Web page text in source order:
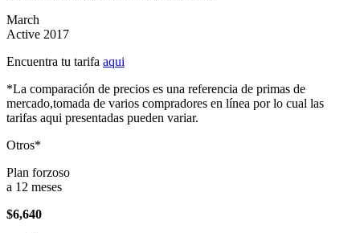
March
Active 2017
Encuentra tu tarifa aqui
*La comparación de precios es una referencia de primas de
mercado,tomada de varios compradores en línea por lo cual las
tarifas aqui presentadas pueden variar.
Otros*
Plan forzoso
a 12 meses
$6,640